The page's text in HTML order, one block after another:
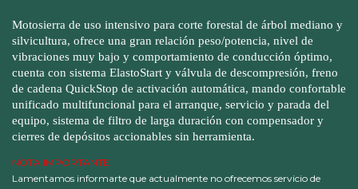
Motosierra de uso intensivo para corte forestal de árbol mediano y
silvicultura, ofrece una gran relación peso/potencia, nivel de
vibraciones muy bajo y comportamiento de conducción óptimo,
cuenta con sistema ElastoStart y válvula de descompresión, freno
de cadena QuickStop de activación automática, mando confortable
unificado multifuncional para el arranque, servicio y parada del
equipo, sistema de filtro de larga duración con compensador y
cierres de depósitos accionables sin herramienta.
NOTA IMPORTANTE
Lamentamos informarte que actualmente no ofrecemos servicio de